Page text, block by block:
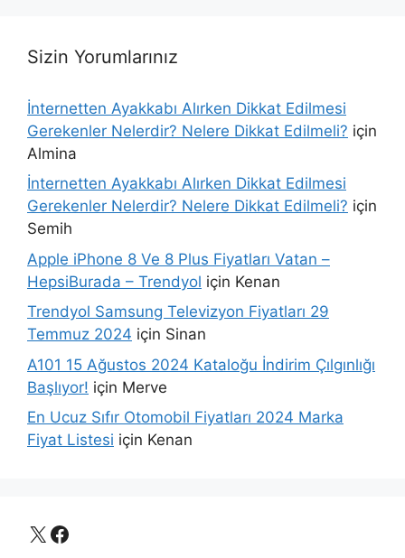
Sizin Yorumlarınız
İnternetten Ayakkabı Alırken Dikkat Edilmesi
Gerekenler Nelerdir? Nelere Dikkat Edilmeli? için
Almina
İnternetten Ayakkabı Alırken Dikkat Edilmesi
Gerekenler Nelerdir? Nelere Dikkat Edilmeli? için
Semih
Apple iPhone 8 Ve 8 Plus Fiyatları Vatan –
HepsiBurada – Trendyol için Kenan
Trendyol Samsung Televizyon Fiyatları 29
Temmuz 2024 için Sinan
A101 15 Ağustos 2024 Kataloğu İndirim Çılgınlığı
Başlıyor! için Merve
En Ucuz Sıfır Otomobil Fiyatları 2024 Marka
Fiyat Listesi için Kenan
X Facebook